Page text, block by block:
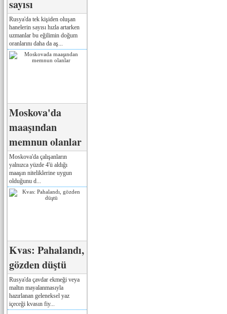
sayısı
Rusya'da tek kişiden oluşan
hanelerin sayısı hızla artarken
uzmanlar bu eğilimin doğum
oranlarını daha da aş...
Moskova'da
maaşından
memnun olanlar
Moskova'da çalışanların
yalnızca yüzde 4'ü aldığı
maaşın niteliklerine uygun
olduğunu d...
Kvas: Pahalandı,
gözden düştü
Rusya'da çavdar ekmeği veya
maltın mayalanmasıyla
hazırlanan geleneksel yaz
içeceği kvasın fiy...